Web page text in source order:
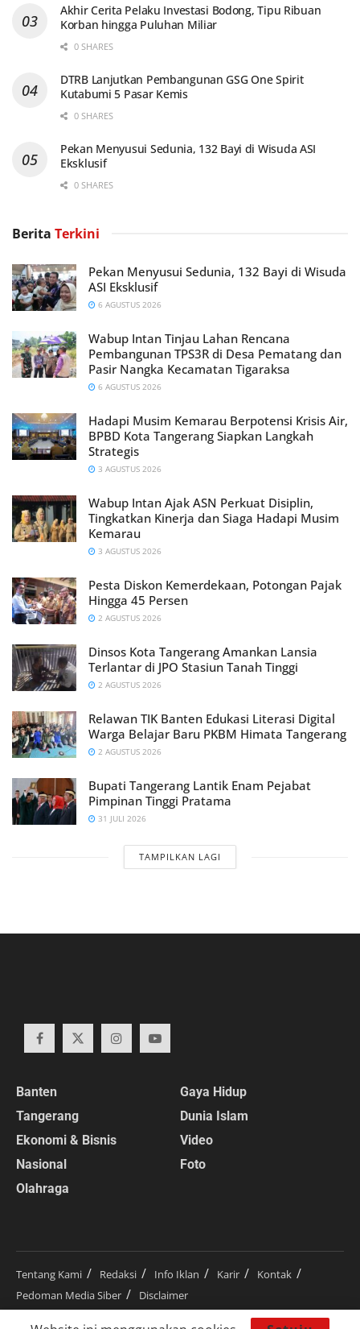
Akhir Cerita Pelaku Investasi Bodong, Tipu Ribuan
Korban hingga Puluhan Miliar
0 SHARES
DTRB Lanjutkan Pembangunan GSG One Spirit
Kutabumi 5 Pasar Kemis
0 SHARES
Pekan Menyusui Sedunia, 132 Bayi di Wisuda ASI
Eksklusif
0 SHARES
Berita Terkini
Pekan Menyusui Sedunia, 132 Bayi di Wisuda
ASI Eksklusif
6 AGUSTUS 2026
Wabup Intan Tinjau Lahan Rencana
Pembangunan TPS3R di Desa Pematang dan
Pasir Nangka Kecamatan Tigaraksa
6 AGUSTUS 2026
Hadapi Musim Kemarau Berpotensi Krisis Air,
BPBD Kota Tangerang Siapkan Langkah
Strategis
3 AGUSTUS 2026
Wabup Intan Ajak ASN Perkuat Disiplin,
Tingkatkan Kinerja dan Siaga Hadapi Musim
Kemarau
3 AGUSTUS 2026
Pesta Diskon Kemerdekaan, Potongan Pajak
Hingga 45 Persen
2 AGUSTUS 2026
Dinsos Kota Tangerang Amankan Lansia
Terlantar di JPO Stasiun Tanah Tinggi
2 AGUSTUS 2026
Relawan TIK Banten Edukasi Literasi Digital
Warga Belajar Baru PKBM Himata Tangerang
2 AGUSTUS 2026
Bupati Tangerang Lantik Enam Pejabat
Pimpinan Tinggi Pratama
31 JULI 2026
TAMPILKAN LAGI
Banten
Tangerang
Ekonomi & Bisnis
Nasional
Olahraga
Gaya Hidup
Dunia Islam
Video
Foto
Tentang Kami Redaksi Info Iklan Karir
Kontak
Pedoman Media Siber
Disclaimer